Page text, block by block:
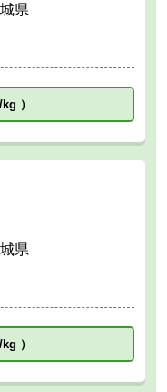
県
kg ）
県
kg ）